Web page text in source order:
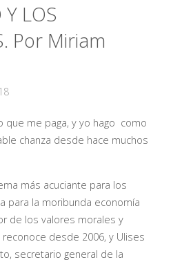
Y LOS
Por Miriam
que me paga, y yo hago como
chanza desde hace muchos
más acuciante para los
para la moribunda economía
de los valores morales y
reconoce desde 2006, y Ulises
secretario general de la